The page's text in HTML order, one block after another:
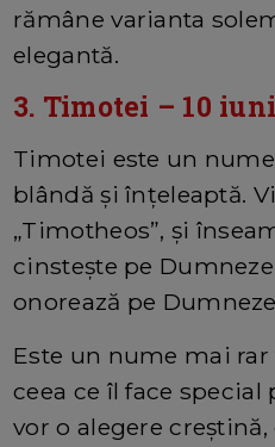
rămâne varianta
elegantă.
3. Timotei – 10
Timotei este un
blândă și înțeleaptă.
„Timotheos”, și
cinstește pe
onorează pe
Este un nume mai
ceea ce îl face
vor o alegere